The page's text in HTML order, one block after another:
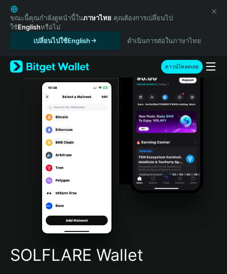
English
日本語
Tiếng Việt
Español (Latinoamérica)
Türkçe
Italiano
Português (Portugal)
Bahasa Indonesia
Português (Brasil)
Español (Argentina)
ขณะนี้คุณกำลังดูหน้านี้ในภาษาไทย คุณต้องการเปลี่ยนไป
ใช้Englishหรือไม่
เปลี่ยนไปใช้English
ดำเนินการต่อในภาษาไทย
ดาวน์โหลดเลย
SOLFLARE Wallet